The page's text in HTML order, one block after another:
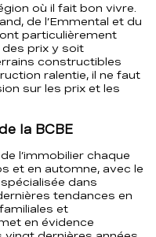
où il fait bon vivre.
de l’Emmental et du
particulièrement
des prix y soit
constructibles
ralentie, il ne faut
sur les prix et les
la BCBE
l’immobilier chaque
et en automne, avec le
dans
tendances en
et
en évidence